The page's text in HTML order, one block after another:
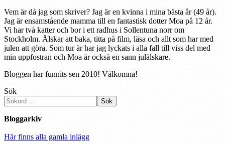
Vem är då jag som skriver? Jag är en kvinna i mina bästa år (49 år).
Jag är ensamstående mamma till en fantastisk dotter Moa på 12 år.
Vi har två katter och bor i ett radhus i Sollentuna norr om
Stockholm. Älskar att baka, titta på film, läsa och allt som har med
julen att göra. Som tur är har jag lyckats i alla fall till viss del med
min uppfostran och Moa är också en sann julälskare.
Bloggen har funnits sen 2010! Välkomna!
Sök
Sök
Bloggarkiv
Här finns alla gamla inlägg